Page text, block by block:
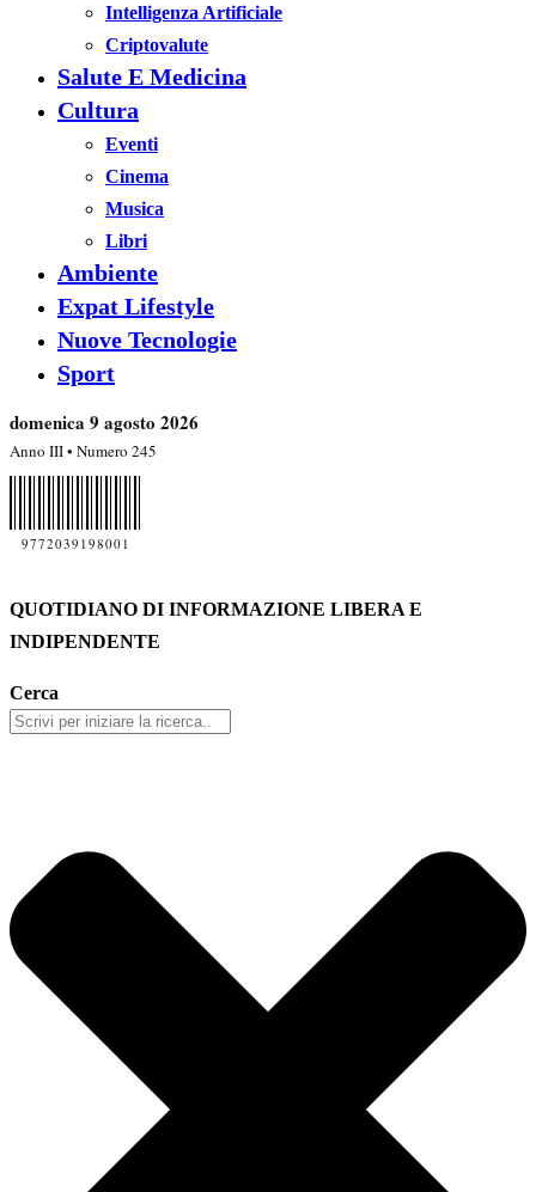
Intelligenza Artificiale
Criptovalute
Salute E Medicina
Cultura
Eventi
Cinema
Musica
Libri
Ambiente
Expat Lifestyle
Nuove Tecnologie
Sport
domenica 9 agosto 2026
Anno III • Numero 245
9772039198001
QUOTIDIANO DI INFORMAZIONE LIBERA E
INDIPENDENTE
Cerca